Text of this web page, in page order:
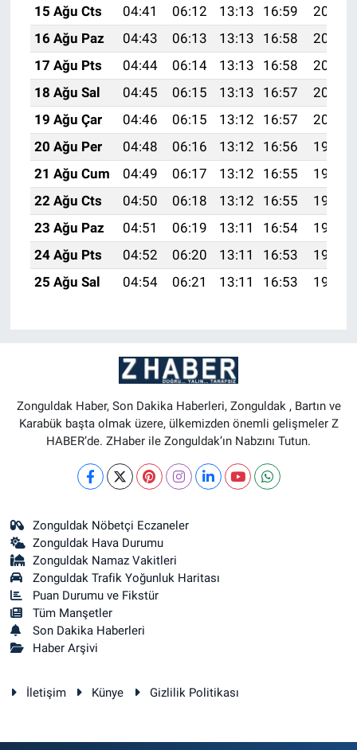
15 Ağu Cts
04:41 06:12 13:13 16:59
20:05
16 Ağu Paz
04:43 06:13 13:13 16:58
20:03
17 Ağu Pts
04:44 06:14 13:13 16:58
20:02
18 Ağu Sal
04:45 06:15 13:13 16:57
20:01
19 Ağu Çar
04:46 06:15 13:12 16:57
20:00
20 Ağu Per
04:48 06:16 13:12 16:56
19:58
21 Ağu Cum
04:49 06:17 13:12 16:55
19:57
22 Ağu Cts
04:50 06:18 13:12 16:55
19:56
23 Ağu Paz
04:51 06:19 13:11 16:54
19:54
24 Ağu Pts
04:52 06:20 13:11 16:53
19:53
25 Ağu Sal
04:54 06:21 13:11 16:53 19:51
Zonguldak Haber, Son Dakika Haberleri, Zonguldak , Bartın ve
Karabük başta olmak üzere, ülkemizden önemli gelişmeler Z
HABER’de. ZHaber ile Zonguldak’ın Nabzını Tutun.
Zonguldak Nöbetçi Eczaneler
Zonguldak Hava Durumu
Zonguldak Namaz Vakitleri
Zonguldak Trafik Yoğunluk Haritası
Puan Durumu ve Fikstür
Tüm Manşetler
Son Dakika Haberleri
Haber Arşivi
İletişim Künye Gizlilik Politikası